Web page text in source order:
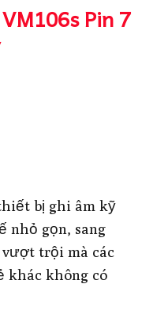
Pin 7
bị ghi âm kỹ
nhỏ gọn, sang
trội mà các
khác không có